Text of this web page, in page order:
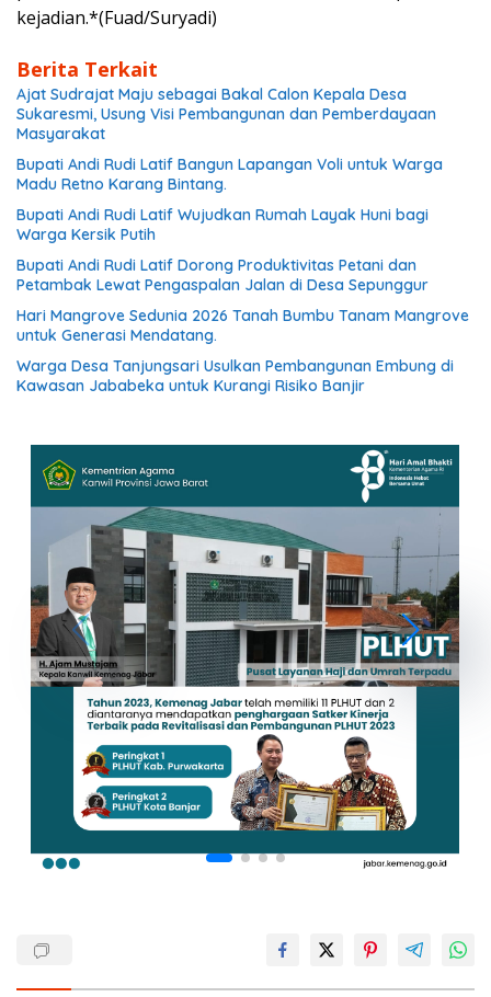
kejadian.*(Fuad/Suryadi)
Berita Terkait
Ajat Sudrajat Maju sebagai Bakal Calon Kepala Desa
Sukaresmi, Usung Visi Pembangunan dan Pemberdayaan
Masyarakat
Bupati Andi Rudi Latif Bangun Lapangan Voli untuk Warga
Madu Retno Karang Bintang.
Bupati Andi Rudi Latif Wujudkan Rumah Layak Huni bagi
Warga Kersik Putih
Bupati Andi Rudi Latif Dorong Produktivitas Petani dan
Petambak Lewat Pengaspalan Jalan di Desa Sepunggur
Hari Mangrove Sedunia 2026 Tanah Bumbu Tanam Mangrove
untuk Generasi Mendatang.
Warga Desa Tanjungsari Usulkan Pembangunan Embung di
Kawasan Jababeka untuk Kurangi Risiko Banjir